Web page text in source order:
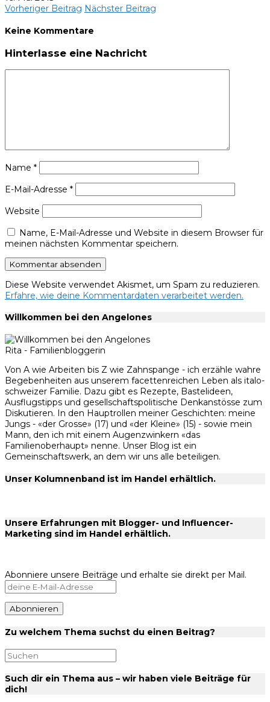
Vorheriger Beitrag Nächster Beitrag
Keine Kommentare
Hinterlasse eine Nachricht
Name *
E-Mail-Adresse *
Website
Name, E-Mail-Adresse und Website in diesem Browser für
meinen nächsten Kommentar speichern.
Diese Website verwendet Akismet, um Spam zu reduzieren.
Erfahre, wie deine Kommentardaten verarbeitet werden.
Willkommen bei den Angelones
Rita - Familienbloggerin
Von A wie Arbeiten bis Z wie Zahnspange - ich erzähle wahre
Begebenheiten aus unserem facettenreichen Leben als italo-
schweizer Familie. Dazu gibt es Rezepte, Bastelideen,
Ausflugstipps und gesellschaftspolitische Denkanstösse zum
Diskutieren. In den Hauptrollen meiner Geschichten: meine
Jungs - «der Grosse» (17) und «der Kleine» (15) - sowie mein
Mann, den ich mit einem Augenzwinkern «das
Familienoberhaupt» nenne. Unser Blog ist ein
Gemeinschaftswerk, an dem wir uns alle beteiligen.
Unser Kolumnenband ist im Handel erhältlich.
Unsere Erfahrungen mit Blogger- und Influencer-
Marketing sind im Handel erhältlich.
Abonniere unsere Beiträge und erhalte sie direkt per Mail.
Zu welchem Thema suchst du einen Beitrag?
Such dir ein Thema aus – wir haben viele Beiträge für
dich!